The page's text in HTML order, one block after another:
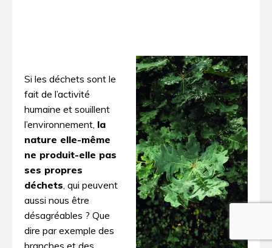
Si les déchets sont le
fait de l’activité
humaine et souillent
l’environnement, la
nature elle-même
ne produit-elle pas
ses propres
déchets , qui peuvent
aussi nous être
désagréables ? Que
dire par exemple des
branches et des